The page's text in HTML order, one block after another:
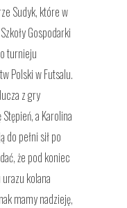
Sudyk, które w
Gospodarki
turnieju
Polski w Futsalu.
z gry
a Karolina
do pełni sił po
że pod koniec
kolana
mamy nadzieję,